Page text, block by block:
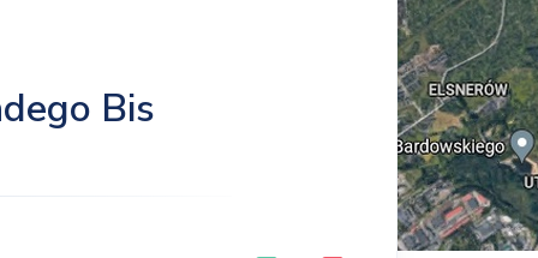
Bis